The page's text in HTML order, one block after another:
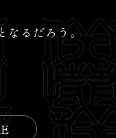
なるだろう。